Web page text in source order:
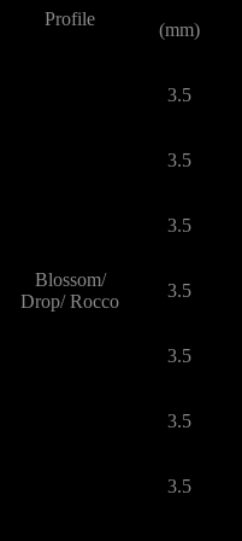
Profile
(mm)
Blossom/
Drop/ Rocco
3.5
3.5
3.5
3.5
3.5
3.5
3.5